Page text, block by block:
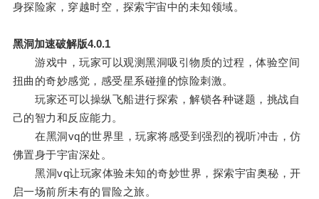
身探险家，穿越时空，探索宇宙中的未知领域。
黑洞加速破解版4.0.1
游戏中，玩家可以观测黑洞吸引物质的过程，体验空间
扭曲的奇妙感觉，感受星系碰撞的惊险刺激。
玩家还可以操纵飞船进行探索，解锁各种谜题，挑战自
己的智力和反应能力。
在黑洞vq的世界里，玩家将感受到强烈的视听冲击，仿
佛置身于宇宙深处。
黑洞vq让玩家体验未知的奇妙世界，探索宇宙奥秘，开
启一场前所未有的冒险之旅。